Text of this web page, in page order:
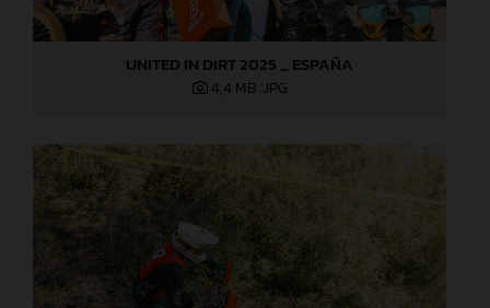
UNITED IN DIRT 2025 _ ESPAÑA
4,4 MB .JPG